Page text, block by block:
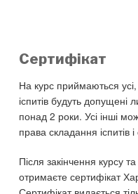
Сертифікат
На курс приймаються
іспитів будуть допущені
понад 2 роки. Усі інші
права складання іспитів
Після закінчення курсу
отримаєте сертифікат